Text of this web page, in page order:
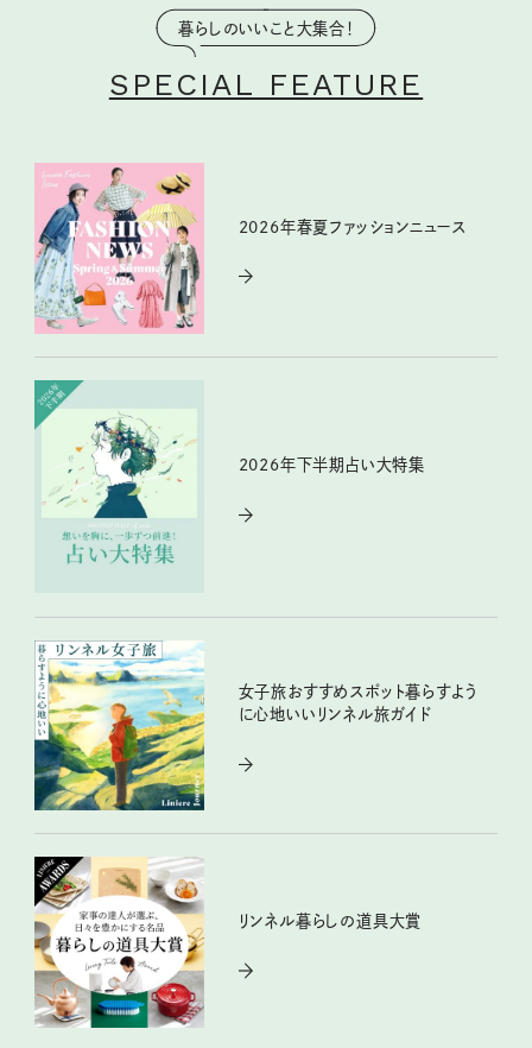
暮らしのいいこと大集合！
SPECIAL FEATURE
2026年春夏ファッションニュース
2026年下半期占い大特集
女子旅おすすめスポット暮らすよう
に心地いいリンネル旅ガイド
リンネル暮らしの道具大賞